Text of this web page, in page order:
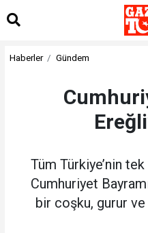
Haberler Gündem
Tüm Türkiye’nin
Cumhuriyet
bir coşku, gurur